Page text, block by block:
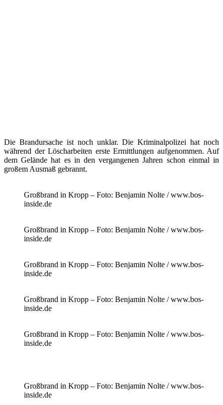
Die Brandursache ist noch unklar. Die Kriminalpolizei hat noch
während der Löscharbeiten erste Ermittlungen aufgenommen. Auf
dem Gelände hat es in den vergangenen Jahren schon einmal in
großem Ausmaß gebrannt.
Großbrand in Kropp – Foto: Benjamin Nolte / www.bos-
inside.de
Großbrand in Kropp – Foto: Benjamin Nolte / www.bos-
inside.de
Großbrand in Kropp – Foto: Benjamin Nolte / www.bos-
inside.de
Großbrand in Kropp – Foto: Benjamin Nolte / www.bos-
inside.de
Großbrand in Kropp – Foto: Benjamin Nolte / www.bos-
inside.de
Großbrand in Kropp – Foto: Benjamin Nolte / www.bos-
inside.de